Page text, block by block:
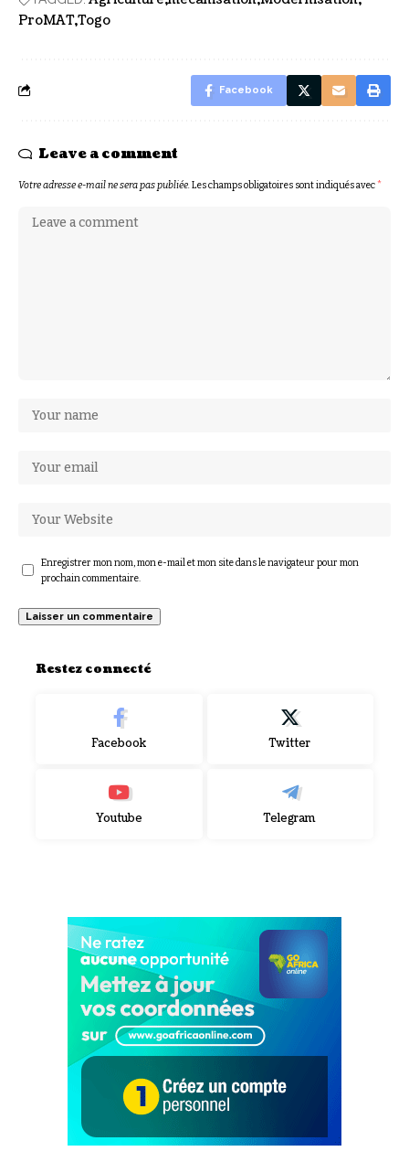
ProMAT Togo
Facebook
Leave a comment
Votre adresse e-mail ne sera pas publiée.Les champs obligatoires sont indiqués avec*
Enregistrer mon nom, mon e-mail et mon site dans le navigateur pour mon
prochain commentaire.
Restez connecté
Facebook Twitter
Youtube Telegram